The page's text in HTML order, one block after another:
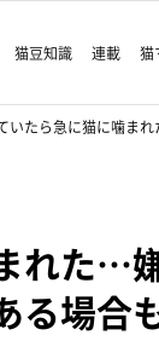
猫豆知識 連載 猫
いたら急に猫に噛ま
れた
る場合